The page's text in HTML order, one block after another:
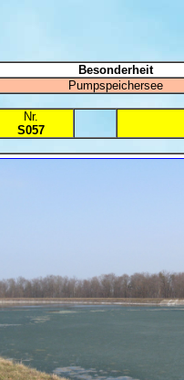
Besonderheit
Pumpspeichersee
Nr.
S057